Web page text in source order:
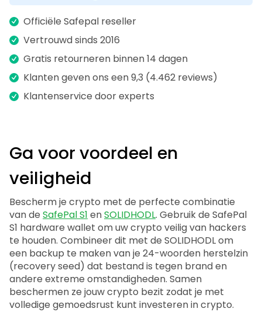
Officiële Safepal reseller
Vertrouwd sinds 2016
Gratis retourneren binnen 14 dagen
Klanten geven ons een 9,3 (4.462 reviews)
Klantenservice door experts
Ga voor voordeel en
veiligheid
Bescherm je crypto met de perfecte combinatie
van de SafePal S1 enSOLIDHODL. Gebruik de SafePal
S1 hardware wallet om uw crypto veilig van hackers
te houden. Combineer dit met de SOLIDHODL om
een backup te maken van je 24-woorden herstelzin
(recovery seed) dat bestand is tegen brand en
andere extreme omstandigheden. Samen
beschermen ze jouw crypto bezit zodat je met
volledige gemoedsrust kunt investeren in crypto.